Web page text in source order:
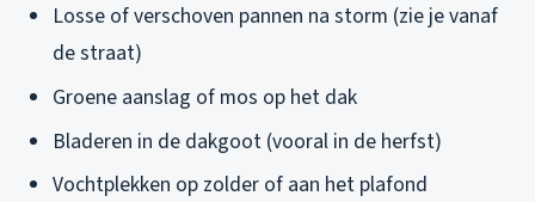
Losse of verschoven pannen na storm (zie je vanaf
de straat)
Groene aanslag of mos op het dak
Bladeren in de dakgoot (vooral in de herfst)
Vochtplekken op zolder of aan het plafond